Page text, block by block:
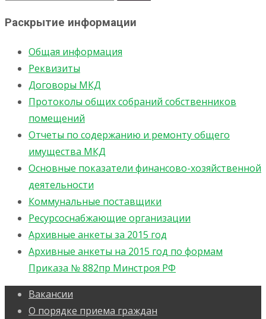
Раскрытие информации
Общая информация
Реквизиты
Договоры МКД
Протоколы общих собраний собственников
помещений
Отчеты по содержанию и ремонту общего
имущества МКД
Основные показатели финансово-хозяйственной
деятельности
Коммунальные поставщики
Ресурсоснабжающие организации
Архивные анкеты за 2015 год
Архивные анкеты на 2015 год по формам
Приказа № 882пр Минстроя РФ
Вакансии
О порядке приема граждан